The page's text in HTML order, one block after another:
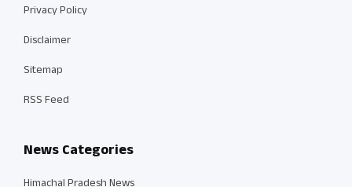
Privacy Policy
Disclaimer
Sitemap
RSS Feed
News Categories